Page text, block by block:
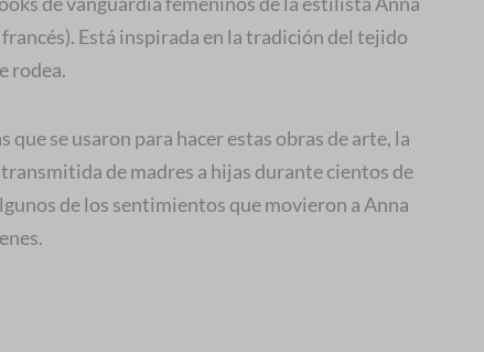
Está inspirada en la tradición del tejido
rodea.
que se usaron para hacer estas obras de arte, la
de madres a hijas durante cientos de
de los sentimientos que movieron a Anna